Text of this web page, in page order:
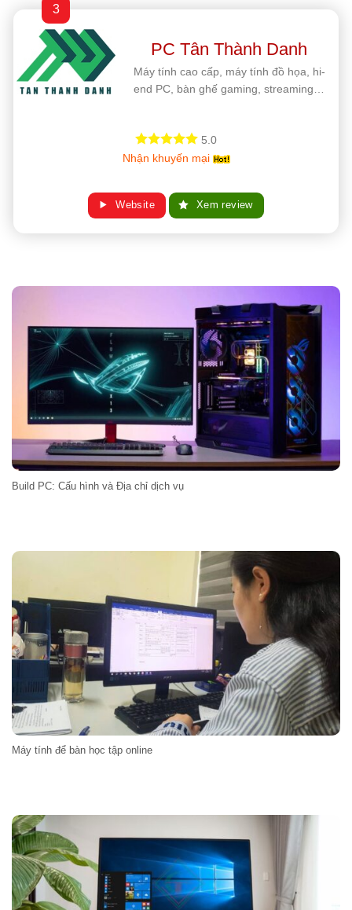
3
PC Tân Thành Danh
Máy tính cao cấp, máy tính đồ họa, hi-
end PC, bàn ghế gaming, streaming…
5.0
Nhận khuyến mại
Website Xem review
Build PC: Cấu hình và Địa chỉ dịch vụ
Máy tính để bàn học tập online